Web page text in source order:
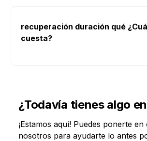
recuperación duración qué
cuesta?
Recuperación de los
espermáticos completos: 3 a
¿Todavía tienes algo
¡Estamos aquí! Puedes ponerte
nosotros para ayudarte lo antes